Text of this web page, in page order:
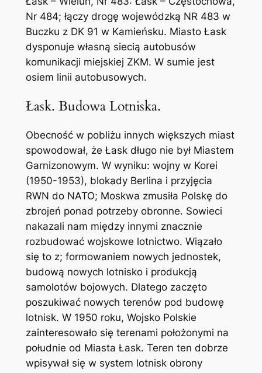
Nr 484; łączy drogę wojewódzką NR 483 w
Buczku z DK 91 w Kamieńsku. Miasto Łask
dysponuje własną siecią autobusów
komunikacji miejskiej ZKM. W sumie jest
osiem linii autobusowych.
Łask. Budowa Lotniska.
Obecność w pobliżu innych większych miast
spowodował, że Łask długo nie był Miastem
Garnizonowym. W wyniku: wojny w Korei
(1950-1953), blokady Berlina i przyjęcia
RWN do NATO; Moskwa zmusiła Polskę do
zbrojeń ponad potrzeby obronne. Sowieci
nakazali nam między innymi znacznie
rozbudować wojskowe lotnictwo. Wiązało
się to z; formowaniem nowych jednostek,
budową nowych lotnisko i produkcją
samolotów bojowych. Dlatego zaczęto
poszukiwać nowych terenów pod budowę
lotnisk. W 1950 roku, Wojsko Polskie
zainteresowało się terenami położonymi na
południe od Miasta Łask. Teren ten dobrze
wpisywał się w system lotnisk obrony